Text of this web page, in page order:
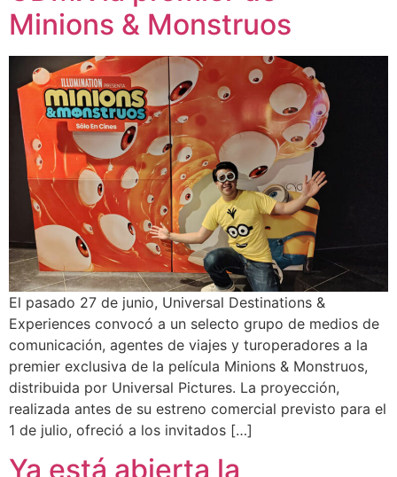
Minions & Monstruos
El pasado 27 de junio, Universal Destinations &
Experiences convocó a un selecto grupo de medios de
comunicación, agentes de viajes y turoperadores a la
premier exclusiva de la película Minions & Monstruos,
distribuida por Universal Pictures. La proyección,
realizada antes de su estreno comercial previsto para el
1 de julio, ofreció a los invitados […]
Ya está abierta la